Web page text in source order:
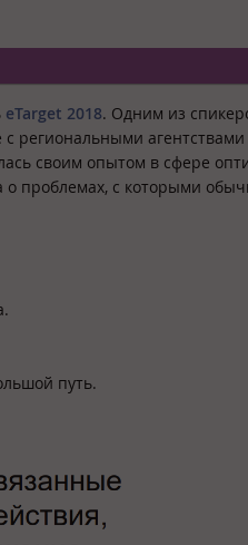
eTarget 2018. Одним из
с региональными агентствами
своим опытом в сфере
о проблемах, с которыми
путь.